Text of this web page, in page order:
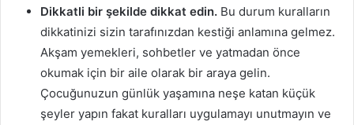
Dikkatli bir şekilde dikkat edin. Bu durum kuralların
dikkatinizi sizin tarafınızdan kestiği anlamına gelmez.
Akşam yemekleri, sohbetler ve yatmadan önce
okumak için bir aile olarak bir araya gelin.
Çocuğunuzun günlük yaşamına neşe katan küçük
şeyler yapın fakat kuralları uygulamayı unutmayın ve